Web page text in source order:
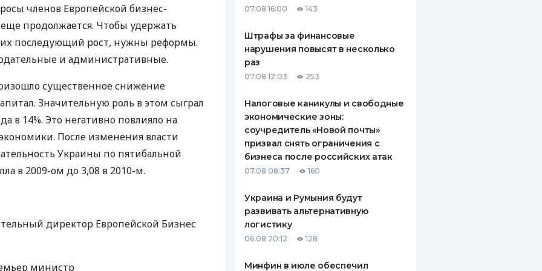
КЕШБЭКА
СТРАХОВАНИЮ
ВСЕ СТРАХОВЫЕ ПОЛИСЫ
СТРАХОВЫЕ КОМПАНИИ
ОТЗЫВЫ О СТРАХОВЫХ
КОМПАНИЯХ
членов Европейской бизнес-
продолжается. Чтобы удержать
их последующий рост, нужны реформы.
и административные.
существенное снижение
Значительную роль в этом сыграл
в 14%. Это негативно повлияло на
После изменения власти
Украины по пятибальной
в 2009-ом до 3,08 в 2010-м.
директор Европейской Бизнес
министр
07.08 16:00 143
Штрафы за финансовые
нарушения повысят в несколько
раз
07.08 12:03 253
Налоговые каникулы и свободные
экономические зоны:
соучредитель «Новой почты»
призвал снять ограничения с
бизнеса после российских атак
07.08 08:37 160
Украина и Румыния будут
развивать альтернативную
логистику
06.08 20:12 128
Минфин в июле обеспечил